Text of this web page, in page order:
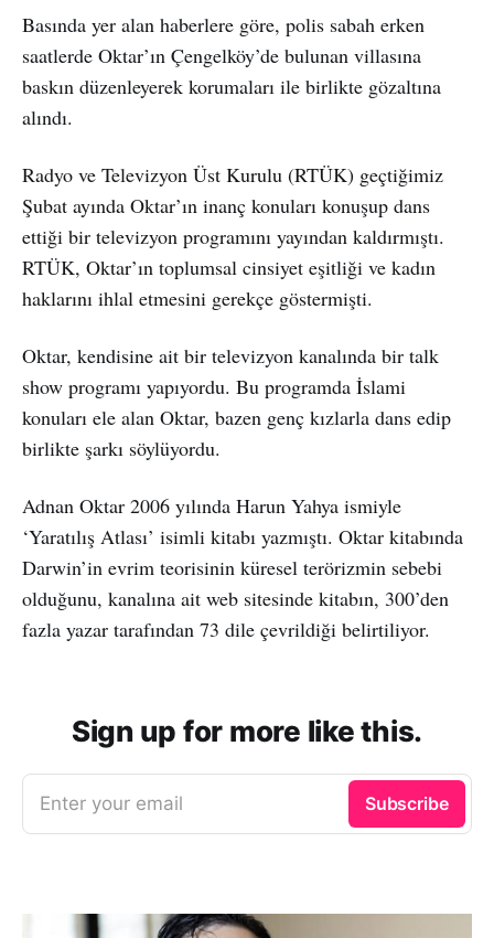
Basında yer alan haberlere göre, polis sabah erken
saatlerde Oktar’ın Çengelköy’de bulunan villasına
baskın düzenleyerek korumaları ile birlikte gözaltına
alındı.
Radyo ve Televizyon Üst Kurulu (RTÜK) geçtiğimiz
Şubat ayında Oktar’ın inanç konuları konuşup dans
ettiği bir televizyon programını yayından kaldırmıştı.
RTÜK, Oktar’ın toplumsal cinsiyet eşitliği ve kadın
haklarını ihlal etmesini gerekçe göstermişti.
Oktar, kendisine ait bir televizyon kanalında bir talk
show programı yapıyordu. Bu programda İslami
konuları ele alan Oktar, bazen genç kızlarla dans edip
birlikte şarkı söylüyordu.
Adnan Oktar 2006 yılında Harun Yahya ismiyle
‘Yaratılış Atlası’ isimli kitabı yazmıştı. Oktar kitabında
Darwin’in evrim teorisinin küresel terörizmin sebebi
olduğunu, kanalına ait web sitesinde kitabın, 300’den
fazla yazar tarafından 73 dile çevrildiği belirtiliyor.
Sign up for more like this.
Enter your email Subscribe